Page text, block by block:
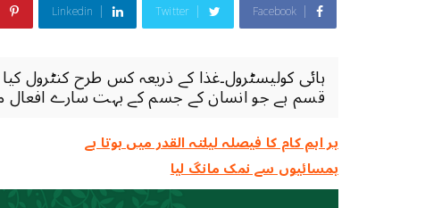
Facebook
Twitter
Linkedin
ہائی کولیسٹرول۔غذا کے ذریعہ کس طرح کنٹرول
قسم ہے جو انسان کے جسم کے بہت سارے افعال
ہر اہم کام کا فیصلہ ‏لیلتہ القدر ‏میں ‏ہوتا ‏ہے
ہمسائیوں سے نمک مانگ لیا